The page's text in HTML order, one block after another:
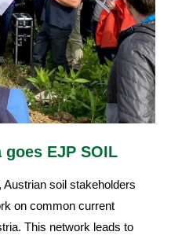
EJP SOIL
soil stakeholders
on common current
This network leads to